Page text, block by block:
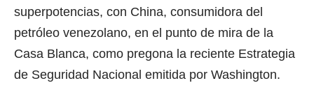
superpotencias, con China, consumidora del
petróleo venezolano, en el punto de mira de la
Casa Blanca, como pregona la reciente Estrategia
de Seguridad Nacional emitida por Washington.